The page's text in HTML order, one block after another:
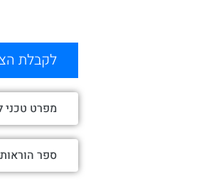
לקבלת
מפרט טכני
ספר הוראות